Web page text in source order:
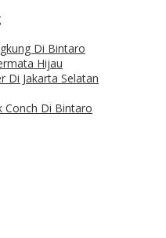
Di Bintaro
Hijau
Di Jakarta Selatan
Conch Di Bintaro